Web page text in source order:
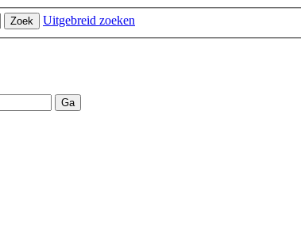
Zoek
Uitgebreid zoeken